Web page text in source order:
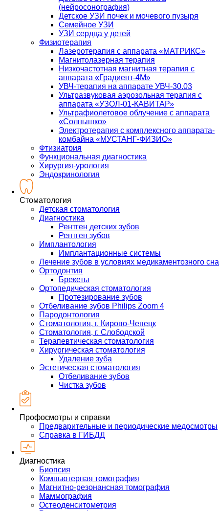
(нейросонография)
Детское УЗИ почек и мочевого пузыря
Семейное УЗИ
УЗИ сердца у детей
Физиотерапия
Лазеротерапия с аппарата «МАТРИКС»
Магнитолазерная терапия
Низкочастотная магнитная терапия с
аппарата «Градиент-4М»
УВЧ-терапия на аппарате УВЧ-30.03
Ультразвуковая аэрозольная терапия с
аппарата «УЗОЛ-01-КАВИТАР»
Ультрафиолетовое облучение с аппарата
«Солнышко»
Электротерапия с комплексного аппарата-
комбайна «МУСТАНГ-ФИЗИО»
Фтизиатрия
Функциональная диагностика
Хирургия-урология
Эндокринология
Стоматология
Детская стоматология
Диагностика
Рентген детских зубов
Рентген зубов
Имплантология
Имплантационные системы
Лечение зубов в условиях медикаментозного сна
Ортодонтия
Брекеты
Ортопедическая стоматология
Протезирование зубов
Отбеливание зубов Philips Zoom 4
Пародонтология
Стоматология, г. Кирово-Чепецк
Стоматология, г. Слободской
Терапевтическая стоматология
Хирургическая стоматология
Удаление зуба
Эстетическая стоматология
Отбеливание зубов
Чистка зубов
Профосмотры и справки
Предварительные и периодические медосмотры
Справка в ГИБДД
Диагностика
Биопсия
Компьютерная томография
Магнитно-резонансная томография
Маммография
Остеоденситометрия